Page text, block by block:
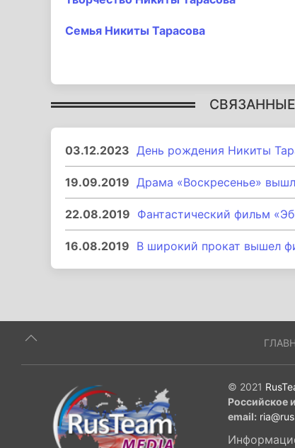
Семья Никиты Тарасова
03.12.2023 День рождения Никиты
19.09.2019 Драма «Воскресенье»
22.08.2019 Фантастический фильм
16.08.2019 В широкий прокат вышел
© 2021
Российское
email: